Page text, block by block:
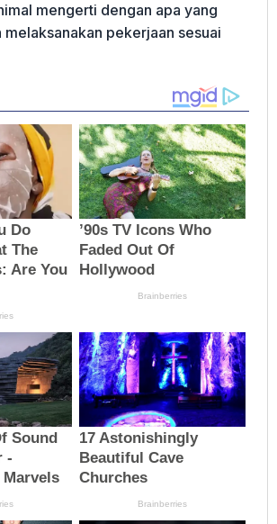
mengerti dengan apa yang
pekerjaan sesuai